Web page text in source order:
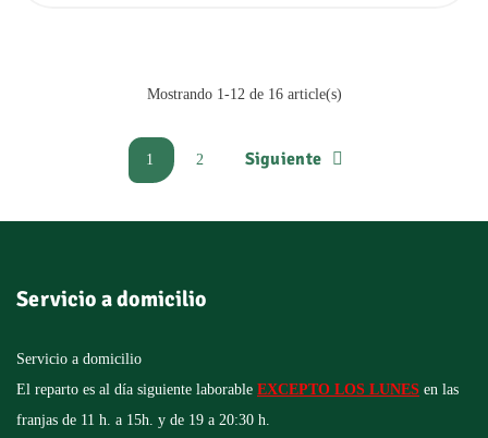
Mostrando 1-12 de 16 article(s)
1 2 Siguiente
Servicio a domicilio
Servicio a domicilio
El reparto es al día siguiente laborable EXCEPTO LOS LUNES en las
franjas de 11 h. a 15h. y de 19 a 20:30 h.